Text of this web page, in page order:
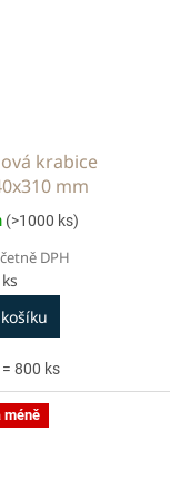
krabice
mm
(>1000 ks)
DPH
800 ks
méně